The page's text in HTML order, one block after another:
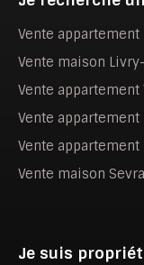
Vente appartement
Vente maison
Vente
Vente appartement
Vente
Vente maison
Je suis